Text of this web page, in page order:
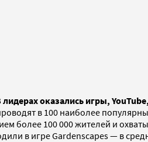
оказались игры,
в 100 наиболее
более 100 000 жителей и
в игре Gardenscapes — в